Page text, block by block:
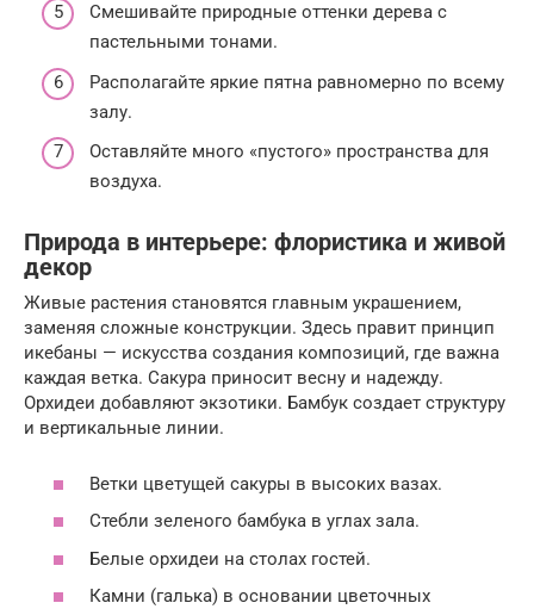
Смешивайте природные оттенки дерева с
пастельными тонами.
Располагайте яркие пятна равномерно по всему
залу.
Оставляйте много «пустого» пространства для
воздуха.
Природа в интерьере: флористика и живой
декор
Живые растения становятся главным украшением,
заменяя сложные конструкции. Здесь правит принцип
икебаны — искусства создания композиций, где важна
каждая ветка. Сакура приносит весну и надежду.
Орхидеи добавляют экзотики. Бамбук создает структуру
и вертикальные линии.
Ветки цветущей сакуры в высоких вазах.
Стебли зеленого бамбука в углах зала.
Белые орхидеи на столах гостей.
Камни (галька) в основании цветочных